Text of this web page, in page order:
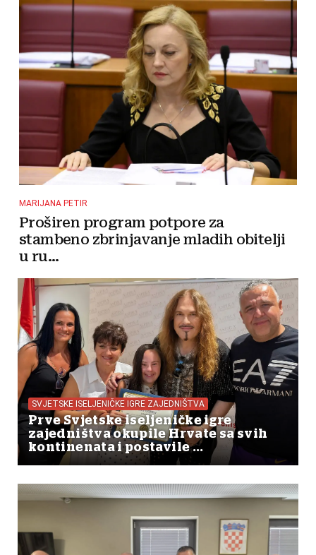
MARIJANA PETIR
Proširen program potpore za
stambeno zbrinjavanje mladih obitelji
u ru...
SVJETSKE ISELJENIČKE IGRE ZAJEDNIŠTVA
Prve Svjetske iseljeničke igre
zajedništva okupile Hrvate sa svih
kontinenata i postavile ...